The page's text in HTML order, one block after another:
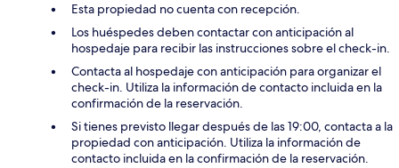
Esta propiedad no cuenta con recepción.
Los huéspedes deben contactar con anticipación al
hospedaje para recibir las instrucciones sobre el check-in.
Contacta al hospedaje con anticipación para organizar el
check-in. Utiliza la información de contacto incluida en la
confirmación de la reservación.
Si tienes previsto llegar después de las 19:00, contacta a la
propiedad con anticipación. Utiliza la información de
contacto incluida en la confirmación de la reservación.